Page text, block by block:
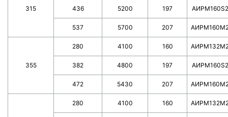
315 436 5200 197
537 5700 207
355
280 4100 160
382 4800 197
472 5430 207
280 4100 160